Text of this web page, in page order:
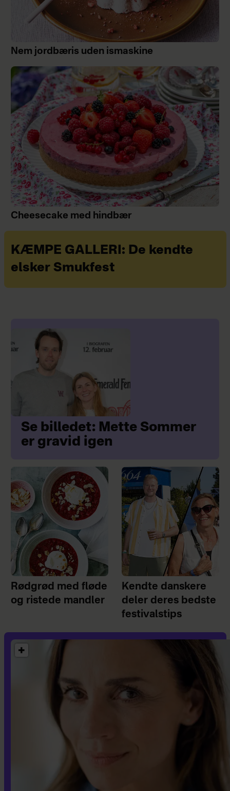
Nem jordbæris uden ismaskine
Cheesecake med hindbær
KÆMPE GALLERI: De kendte
elsker Smukfest
Se billedet: Mette Sommer
er gravid igen
Rødgrød med fløde
og ristede mandler
Kendte danskere
deler deres bedste
festivalstips